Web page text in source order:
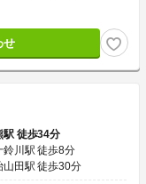
せ
駅 徒歩34分
鈴川駅 徒歩8分
山田駅 徒歩30分